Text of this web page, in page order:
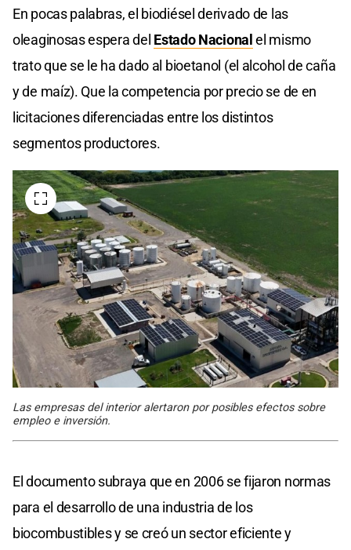
En pocas palabras, el biodiésel derivado de las
oleaginosas espera del Estado Nacional el mismo
trato que se le ha dado al bioetanol (el alcohol de caña
y de maíz). Que la competencia por precio se de en
licitaciones diferenciadas entre los distintos
segmentos productores.
Las empresas del interior alertaron por posibles efectos sobre
empleo e inversión.
El documento subraya que en 2006 se fijaron normas
para el desarrollo de una industria de los
biocombustibles y se creó un sector eficiente y